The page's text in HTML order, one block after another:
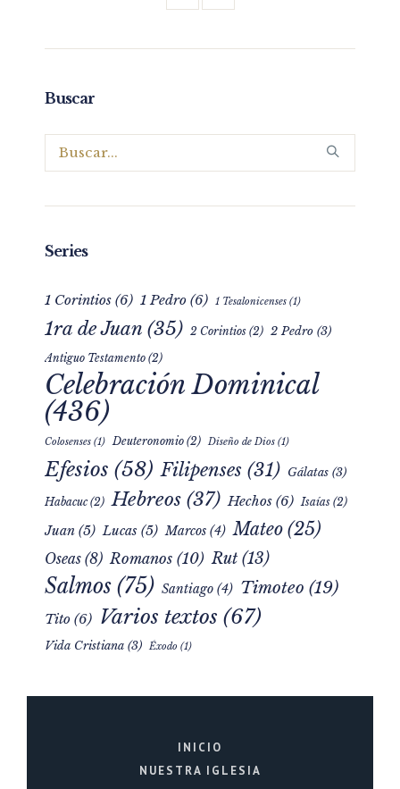
Buscar
Series
1 Corintios (6) 1 Pedro (6) 1 Tesalonicenses (1)
1ra de Juan (35) 2 Corintios (2) 2 Pedro (3)
Antiguo Testamento (2)
Celebración Dominical
(436)
Colosenses (1) Deuteronomio (2) Diseño de Dios (1)
Efesios (58) Filipenses (31) Gálatas (3)
Habacuc (2) Hebreos (37) Hechos (6) Isaías (2)
Juan (5) Lucas (5) Marcos (4) Mateo (25)
Oseas (8) Romanos (10) Rut(13)
Salmos (75) Santiago (4) Timoteo (19)
Tito (6) Varios textos (67)
Vida Cristiana (3) Éxodo (1)
INICIO
NUESTRA IGLESIA